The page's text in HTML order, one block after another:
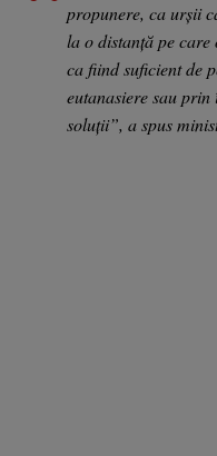
propunere, ca urșii
la o distanță pe
ca fiind suficient de
eutanasiere sau
soluții”, a spus